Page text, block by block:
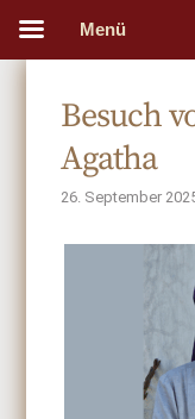
Besuch
Agatha
26. September
Menü